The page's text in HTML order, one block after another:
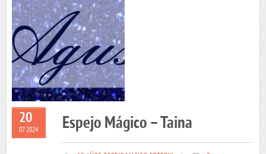
20
07 2024 Espejo Mágico – Taina